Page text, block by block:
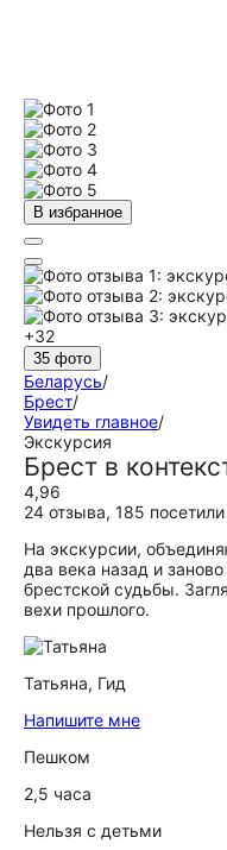
В избранное
+32
35 фото
Беларусь/
Брест/
Увидеть главное/
Экскурсия
Брест в
4,96
24 отзыва, 185 посетили
На экскурсии,
два века назад и
брестской судьбы.
вехи прошлого.
Татьяна, Гид
Напишите мне
Пешком
2,5 часа
Нельзя с детьми